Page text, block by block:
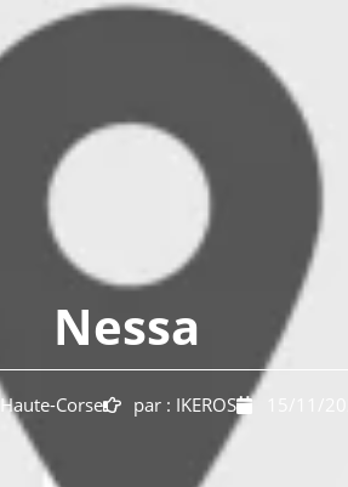
Nessa
Haute-Corse par : IKEROS